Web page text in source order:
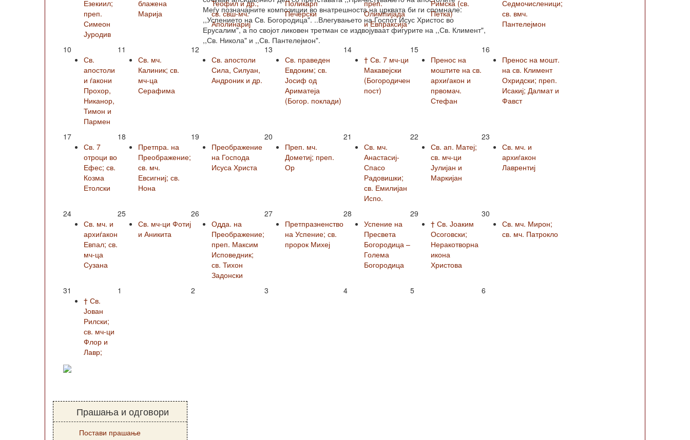
Меѓу позначајните композиции во внатрешноста на црквата би ги спомнале:
,,Успението на Св. Богородица". ..Влегувањето на Госпот Исус Христос во
Ерусалим", а по својот ликовен третман се издвојуваат фигурите на ,,Св. Климент",
,,Св. Никола" и ,,Св. Пантелејмон".
Езекиил;
преп.
Симеон
Јуродив
блажена
Марија
Теофил и др.;
св. свш-мч.
Аполинариј
Поликарп
Печерски
преп.
Олимпијада
и Евпраксија
Римска (св.
Петка)
Седмочисленици;
св. вмч.
Пантелејмон
10
Св.
апостоли
и ѓакони
Прохор,
Никанор,
Тимон и
Пармен
11
Св. мч.
Калиник; св.
мч-ца
Серафима
12
Св. апостоли
Сила, Силуан,
Андроник и др.
13
Св. праведен
Евдоким; св.
Јосиф од
Ариматеја
(Богор. поклади)
14
† Св. 7 мч-ци
Макавејски
(Богородичен
пост)
15
Пренос на
моштите на св.
архиѓакон и
првомач.
Стефан
16
Пренос на мошт.
на св. Климент
Охридски; преп.
Исакиј; Далмат и
Фавст
17
Св. 7
отроци во
Ефес; св.
Козма
Етолски
18
Претпра. на
Преображение;
св. мч.
Евсигниј; св.
Нона
19
Преображение
на Господа
Исуса Христа
20
Преп. мч.
Дометиј; преп.
Ор
21
Св. мч.
Анастасиј-
Спасо
Радовишки;
св. Емилијан
Испо.
22
Св. ап. Матеј;
св. мч-ци
Јулијан и
Маркијан
23
Св. мч. и
архиѓакон
Лаврентиј
24
Св. мч. и
архиѓакон
Евпал; св.
мч-ца
Сузана
25
Св. мч-ци Фотиј
и Аникита
26
Одда. на
Преображение;
преп. Максим
Исповедник;
св. Тихон
Задонски
27
Претпразненство
на Успение; св.
пророк Михеј
28
Успение на
Пресвета
Богородица –
Голема
Богородица
29
† Св. Јоаким
Осоговски;
Неракотворна
икона
Христова
30
Св. мч. Мирон;
св. мч. Патрокло
31
† Св.
Јован
Рилски;
св. мч-ци
Флор и
Лавр;
1 2 3 4 5 6
Прашања и одговори
Постави прашање